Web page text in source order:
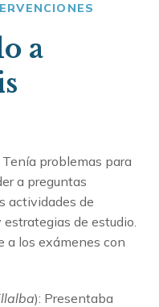
a
Tenía problemas para
a preguntas
actividades de
de estudio.
a los exámenes con
): Presentaba